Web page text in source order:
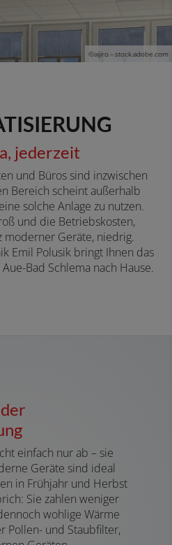
©aijiro - stock.adobe.com
jederzeit
und Büros sind inzwischen
Bereich scheint außerhalb
solche Anlage zu nutzen.
und die Betriebskosten,
moderner Geräte, niedrig.
Emil Polusik bringt Ihnen das
Bad Schlema nach Hause.
einfach nur ab – sie
Geräte sind ideal
in Frühjahr und Herbst
Sie zahlen weniger
wohlige Wärme
Pollen- und Staubfilter,